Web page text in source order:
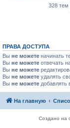
328 тем
ПРАВА ДОСТУПА
Вы не можете начинать
Вы не можете отвечать
Вы не можете
Вы не можете удалять
Вы не можете добавлять
На главную
Создано на